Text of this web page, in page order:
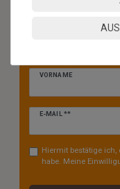
Jetzt anmelden:
VORNAME
E-MAIL **
Newsletter
Hiermit bestätige
habe. Meine